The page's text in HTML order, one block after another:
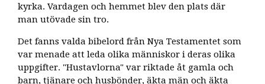
kyrka. Vardagen och hemmet blev den plats där
man utövade sin tro.
Det fanns valda bibelord från Nya Testamentet som
var menade att leda olika människor i deras olika
uppgifter. "Hustavlorna" var riktade åt gamla och
barn, tjänare och husbönder, äkta män och äkta